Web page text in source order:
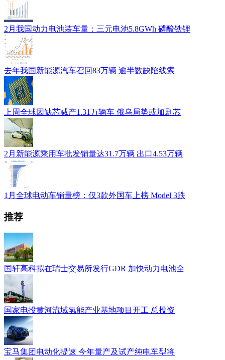
2月我国动力电池装车量：三元电池5.8GWh 磷酸铁锂
去年我国新能源汽车召回83万辆 逾半数缺陷线索
上周全球因缺芯减产1.31万辆车 俄乌局势或加剧芯
2月新能源乘用车批发销量达31.7万辆 出口4.53万辆
1月全球电动车销量榜：仅3款外国车上榜 Model 3跌
推荐
国轩高科拟在瑞士交易所发行GDR 加快动力电池全
国家电投黄河流域氢能产业基地项目开工 总投资
宝马集团电动化提速 今年量产及试产纯电车型将